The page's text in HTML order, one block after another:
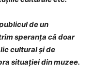
de un
speranța că doar
cultural și de
situației din muzee.